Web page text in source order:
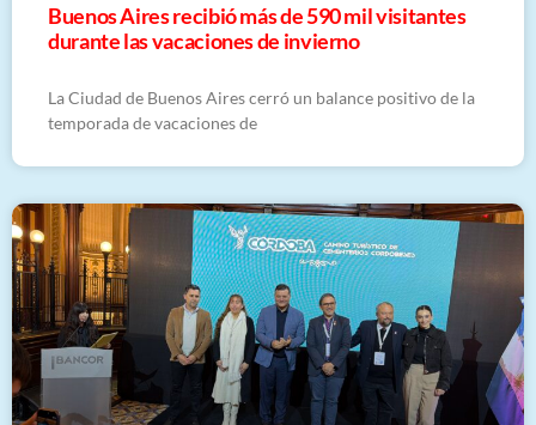
Buenos Aires recibió más de 590 mil visitantes
durante las vacaciones de invierno
La Ciudad de Buenos Aires cerró un balance positivo de la
temporada de vacaciones de